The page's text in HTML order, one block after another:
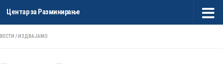
Skip to content
Центар за Разминирање
ВЕСТИ /ИЗДВАЈАМО